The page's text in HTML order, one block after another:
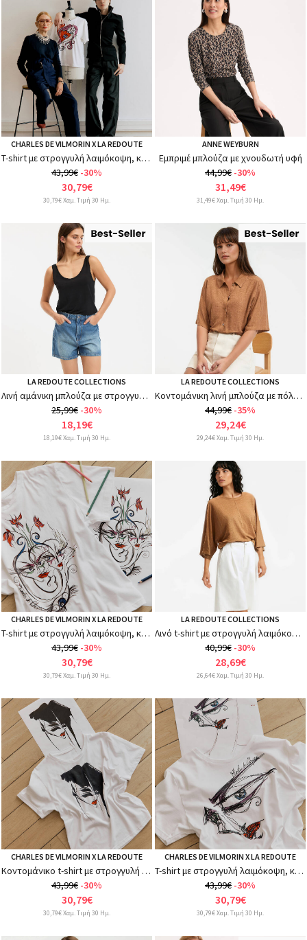
CHARLES DE VILMORIN X LA REDOUTE
T-shirt με στρογγυλή λαιμόκοψη, κοντά μανίκια, γραφικό σχέδιο
43,99€ -30%
30,79€
30,79€ Χαμ. Τιμή 30 Ημ.
ANNE WEYBURN
Εμπριμέ μπλούζα με χνουδωτή υφή
44,99€ -30%
31,49€
31,49€ Χαμ. Τιμή 30 Ημ.
LA REDOUTE COLLECTIONS
Λινή αμάνικη μπλούζα με στρογγυλή λαιμόκοψη
25,99€ -30%
18,19€
18,19€ Χαμ. Τιμή 30 Ημ.
LA REDOUTE COLLECTIONS
Κοντομάνικη λινή μπλούζα με πόλο γιακά
44,99€ -35%
29,24€
29,24€ Χαμ. Τιμή 30 Ημ.
CHARLES DE VILMORIN X LA REDOUTE
T-shirt με στρογγυλή λαιμόκοψη, κοντά μανίκια, γραφικό τύπωμα
43,99€ -30%
30,79€
30,79€ Χαμ. Τιμή 30 Ημ.
LA REDOUTE COLLECTIONS
Λινό t-shirt με στρογγυλή λαιμόκοψη και φαρδιά μανίκια
40,99€ -30%
28,69€
26,64€ Χαμ. Τιμή 30 Ημ.
CHARLES DE VILMORIN X LA REDOUTE
Κοντομάνικο t-shirt με στρογγυλή λαιμόκοψη και γραφικό τύπωμα
43,99€ -30%
30,79€
30,79€ Χαμ. Τιμή 30 Ημ.
CHARLES DE VILMORIN X LA REDOUTE
T-shirt με στρογγυλή λαιμόκοψη, κοντά μανίκια, γραφικό σχέδιο
43,99€ -30%
30,79€
30,79€ Χαμ. Τιμή 30 Ημ.